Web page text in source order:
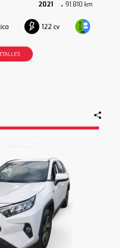
2021 91.810 km
122 cv